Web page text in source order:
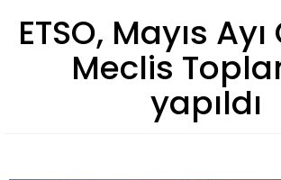
ETSO, Mayıs
Meclis
yapıldı